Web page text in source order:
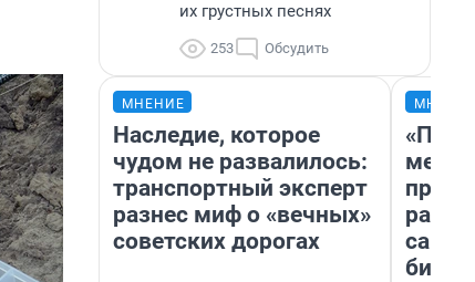
их грустных песнях
253 Обсудить
МНЕНИЕ
Наследие, которое
чудом не развалилось:
транспортный эксперт
разнес миф о «вечных»
советских дорогах